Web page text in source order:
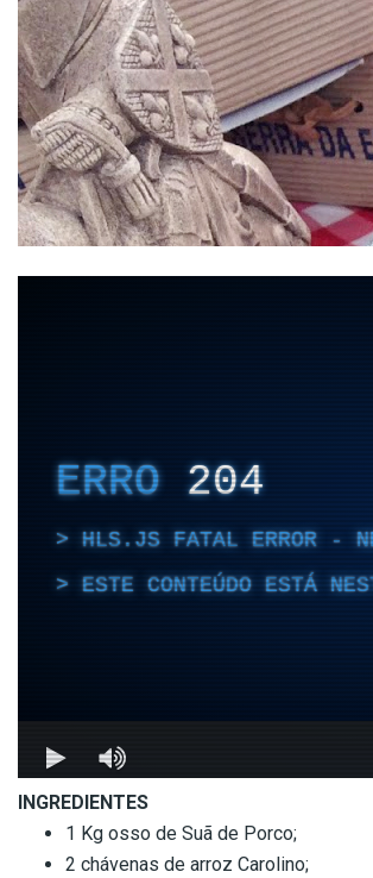
INGREDIENTES
1 Kg osso de Suã de Porco;
2 chávenas de arroz Carolino;